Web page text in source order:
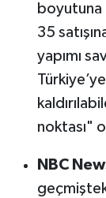
boyutuna
35
yapımı
noktası"
NBC